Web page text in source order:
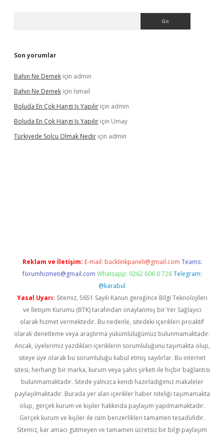
Son yorumlar
Bahın Ne Demek için admin
Bahın Ne Demek için İsmail
Boluda En Çok Hangi Iş Yapılır için admin
Boluda En Çok Hangi Iş Yapılır için Umay
Türkiyede Solcu Olmak Nedir için admin
Reklam ve İletişim: E-mail: backlinkpaneli@gmail.com Teams:
forumhizmeti@gmail.com Whatsapp: 0262 606 0 726 Telegram:
@karabul
Yasal Uyarı: Sitemiz, 5651 Sayılı Kanun gereğince Bilgi Teknolojileri
ve İletişim Kurumu (BTK) tarafından onaylanmış bir Yer Sağlayıcı
olarak hizmet vermektedir. Bu nedenle, sitedeki içerikleri proaktif
olarak denetleme veya araştırma yükümlülüğümüz bulunmamaktadır.
Ancak, üyelerimiz yazdıkları içeriklerin sorumluluğunu taşımakta olup,
siteye üye olarak bu sorumluluğu kabul etmiş sayılırlar. Bu internet
sitesi, herhangi bir marka, kurum veya şahıs şirketi ile hiçbir bağlantısı
bulunmamaktadır. Sitede yalnızca kendi hazırladığımız makaleler
paylaşılmaktadır. Burada yer alan içerikler haber niteliği taşımamakta
olup, gerçek kurum ve kişiler hakkında paylaşım yapılmamaktadır.
Gerçek kurum ve kişiler ile isim benzerlikleri tamamen tesadüfidir.
Sitemiz, kar amacı gütmeyen ve tamamen ücretsiz bir bilgi paylaşım